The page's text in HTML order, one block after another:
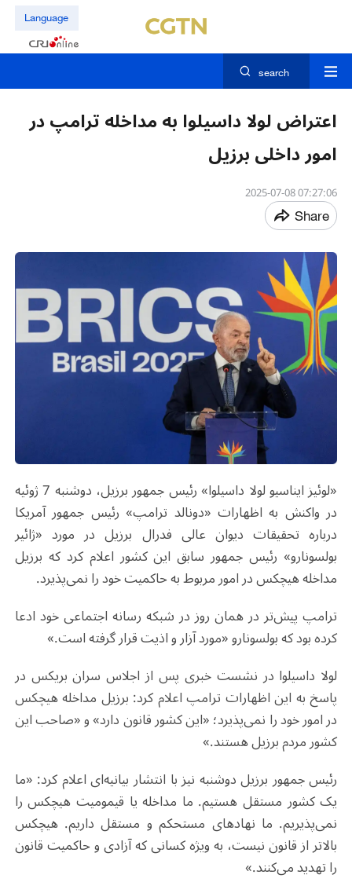
Language
search
اعتراض لولا داسیلوا به مداخله ترامپ در
امور داخلی برزیل
07:27:06 2025-07-08
Share
«لوئیز ایناسیو لولا داسیلوا» رئیس‌ جمهور برزیل، دوشنبه 7 ژوئیه
در واکنش به اظهارات «دونالد ترامپ» رئیس ‌جمهور آمریکا
درباره تحقیقات دیوان عالی فدرال برزیل در مورد «ژائیر
بولسونارو» رئیس‌ جمهور سابق این کشور اعلام کرد که برزیل
مداخله هیچکس در امور مربوط به حاکمیت خود را نمی‌پذیرد.
ترامپ پیش‌تر در همان روز در شبکه‌ رسانه اجتماعی خود ادعا
کرده بود که بولسونارو «مورد آزار و اذیت قرار گرفته است.»
لولا داسیلوا در نشست خبری پس از اجلاس سران بریکس در
پاسخ به این اظهارات ترامپ اعلام کرد: برزیل مداخله هیچکس
در امور خود را نمی‌پذیرد؛ «این کشور قانون دارد» و «صاحب این
کشور مردم برزیل هستند.»
رئیس جمهور برزیل دوشنبه نیز با انتشار بیانیه‌ای اعلام کرد: «ما
یک کشور مستقل هستیم. ما مداخله یا قیمومیت هیچکس را
نمی‌پذیریم. ما نهادهای مستحکم و مستقل داریم. هیچکس
بالاتر از قانون نیست، به ویژه کسانی که آزادی و حاکمیت قانون‌
را تهدید می‌کنند.»